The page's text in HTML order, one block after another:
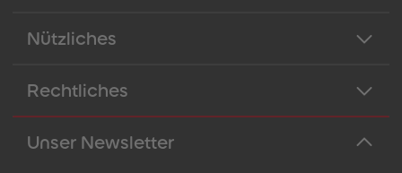
Nützliches
Rechtliches
Unser Newsletter